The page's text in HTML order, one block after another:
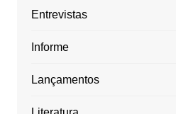
Entrevistas
Informe
Lançamentos